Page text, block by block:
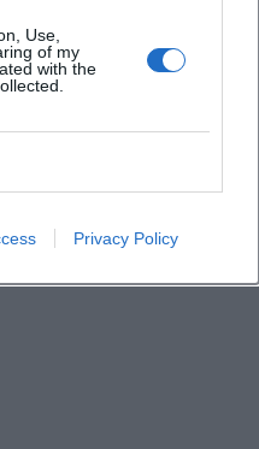
Use,
of my
with the
Privacy Policy